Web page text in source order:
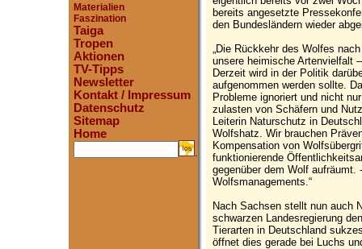
Materialien
Faszination
Taiga
Tropen
Aktionen
TV-Tipps
Newsletter
Kontakt / Impressum
Datenschutz
Sitemap
Home
.
bereits angesetzte
den Bundesländern wieder
„Die Rückkehr des Wolfes
unsere heimische Artenvielfalt
Derzeit wird in der Politik
aufgenommen werden sollte.
Probleme ignoriert und nicht
zulasten von Schäfern und
Leiterin Naturschutz in
Wolfshatz. Wir brauchen
Kompensation von
funktionierende
gegenüber dem Wolf
Wolfsmanagements.“
Nach Sachsen stellt nun auch
schwarzen Landesregierung
Tierarten in Deutschland
öffnet dies gerade bei Luchs